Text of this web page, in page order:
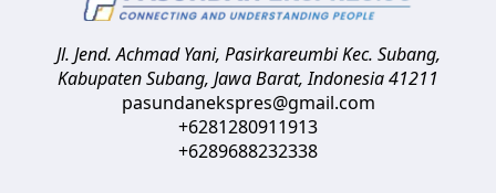
Jl. Jend. Achmad Yani, Pasirkareumbi Kec. Subang,
Kabupaten Subang, Jawa Barat,Indonesia41211
pasundanekspres@gmail.com
+6281280911913
+6289688232338